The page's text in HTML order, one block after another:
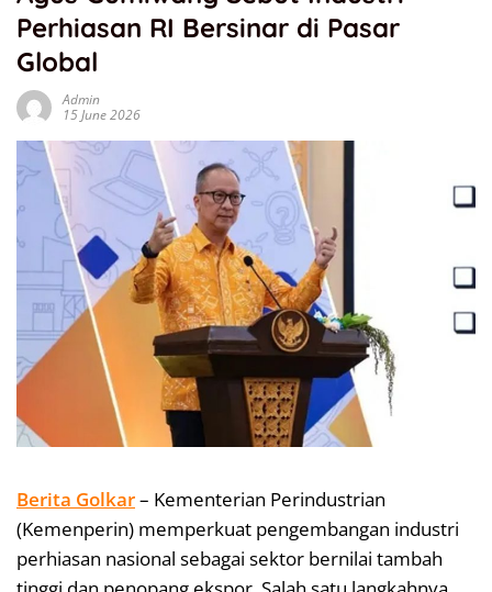
Perhiasan RI Bersinar di Pasar
Global
Admin
15 June 2026
Berita Golkar– Kementerian Perindustrian
(Kemenperin) memperkuat pengembangan industri
perhiasan nasional sebagai sektor bernilai tambah